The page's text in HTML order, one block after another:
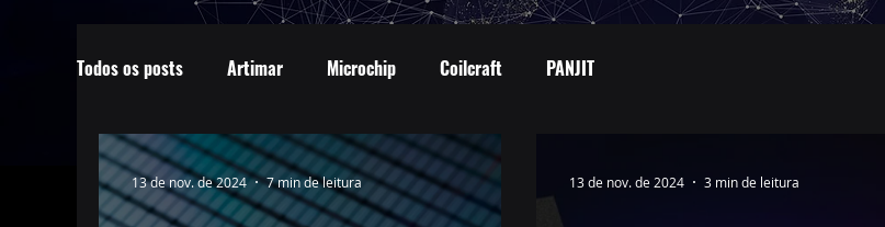
Todos os posts Artimar Microchip Coilcraft PANJIT
13 de nov. de 2024 7 min de leitura 13 de nov. de 2024 3 min de leitura